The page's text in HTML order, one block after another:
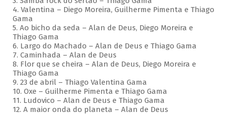
4. Valentina – Diego Moreira, Guilherme Pimenta e Thiago
Gama
5. Ao bicho da seda – Alan de Deus, Diego Moreira e
Thiago Gama
6. Largo do Machado – Alan de Deus e Thiago Gama
7. Caminhada – Alan de Deus
8. Flor que se cheira – Alan de Deus, Diego Moreira e
Thiago Gama
9. 23 de abril – Thiago Valentina Gama
10. Oxe – Guilherme Pimenta e Thiago Gama
11. Ludovico – Alan de Deus e Thiago Gama
12. A maior onda do planeta – Alan de Deus